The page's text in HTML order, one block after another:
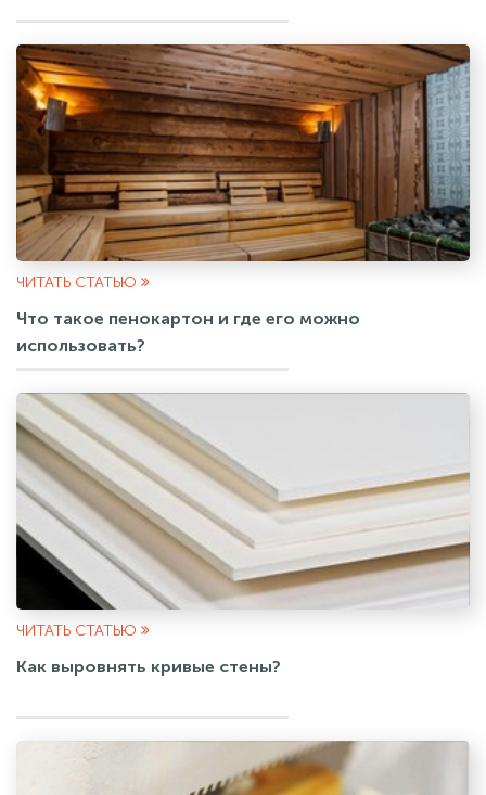
ЧИТАТЬ СТАТЬЮ
Что такое пенокартон и где его можно
использовать?
ЧИТАТЬ СТАТЬЮ
Как выровнять кривые стены?